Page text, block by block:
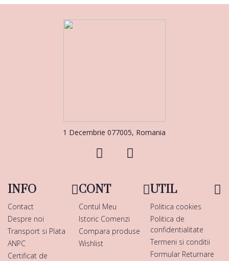
1 Decembrie 077005, Romania
INFO
Contact
Despre noi
Transport si Plata
ANPC
Certificat de
CONT
Contul Meu
Istoric Comenzi
Compara produse
Wishlist
UTIL
Politica cookies
Politica de
confidentialitate
Termeni si conditii
Formular Returnare